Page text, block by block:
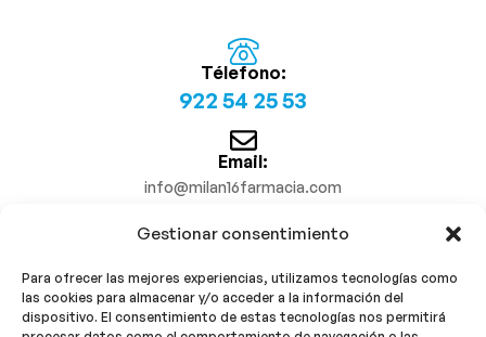
Gestionar consentimiento
Para ofrecer las mejores experiencias, utilizamos tecnologías como
las cookies para almacenar y/o acceder a la información del
dispositivo. El consentimiento de estas tecnologías nos permitirá
Télefono:
922 54 25 53
Email:
info@milan16farmacia.com
¡Síguenos!